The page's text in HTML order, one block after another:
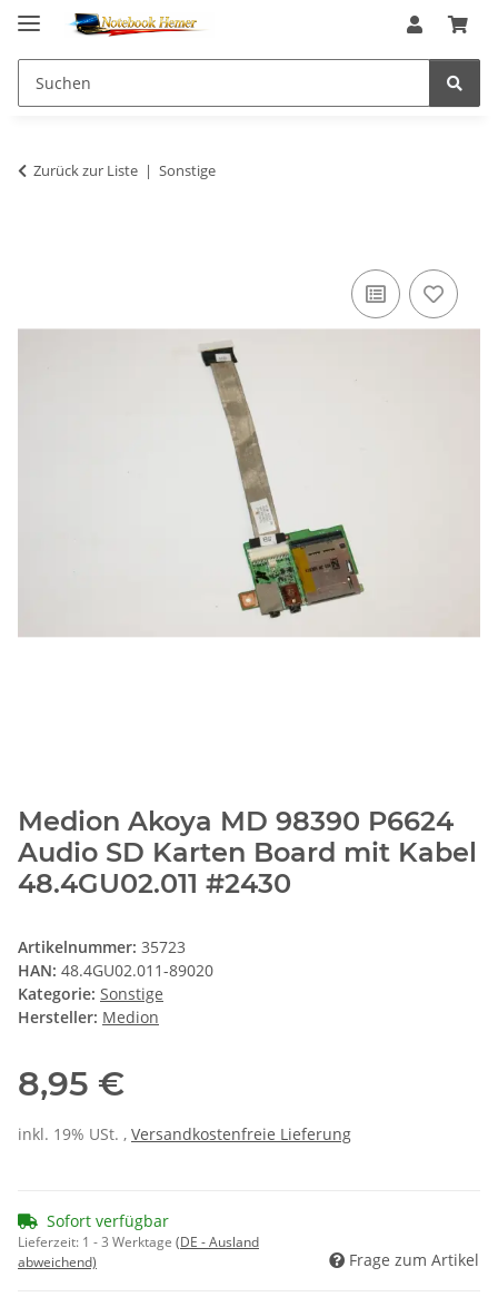
Zurück zur Liste Sonstige
Medion Akoya MD 98390 P6624
Audio SD Karten Board mit Kabel
48.4GU02.011 #2430
Artikelnummer: 35723
HAN: 48.4GU02.011-89020
Kategorie: Sonstige
Hersteller: Medion
8,95 €
inkl. 19% USt. , Versandkostenfreie Lieferung
Sofort verfügbar
Lieferzeit: 1 - 3 Werktage (DE - Ausland
abweichend)
Frage zum Artikel